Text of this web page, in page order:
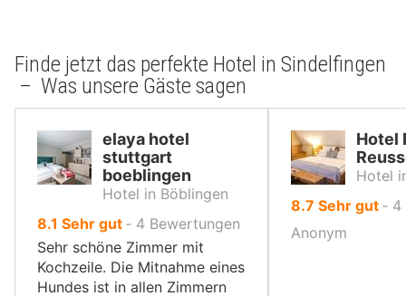
Finde jetzt das perfekte Hotel in Sindelfingen
– Was unsere Gäste sagen
elaya hotel
stuttgart
boeblingen
Hotel in Böblingen
8.1 von
10,
Sehr gut ‐ 4 Bewertungen
Sehr schöne Zimmer mit
Kochzeile. Die Mitnahme eines
Hundes ist in allen Zimmern
Hotel
Hotel
8.7 von
Sehr gut ‐ 4
Anonym